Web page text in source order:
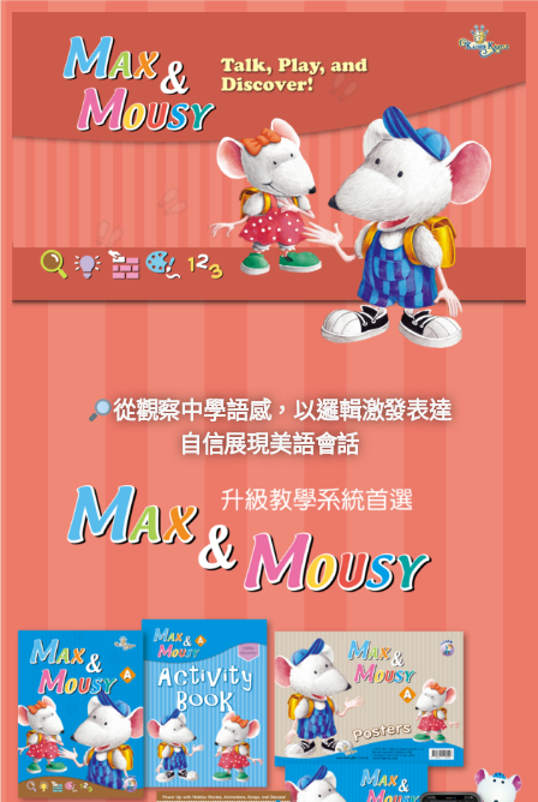
從觀察中學語感，以邏輯激發表達
自信展現美語會話